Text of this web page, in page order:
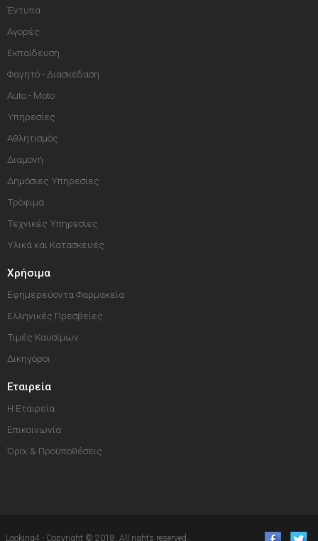
Έντυπα
Αγορές
Εκπαίδευση
Φαγητό - Διασκέδαση
Auto - Moto
Υπηρεσίες
Αθλητισμός
Διαμονή
Δημόσιες Υπηρεσίες
Τρόφιμα
Τεχνικές Υπηρεσίες
Υλικά και Κατασκευές
Χρήσιμα
Εφημερεύοντα Φαρμακεία
Ελληνικές Πρεσβείες
Τιμές Καυσίμων
Δικηγόροι
Εταιρεία
Η Εταιρεία
Επικοινωνία
Όροι & Προϋποθέσεις
Looking4 - Copyright © 2018. All rights reserved.